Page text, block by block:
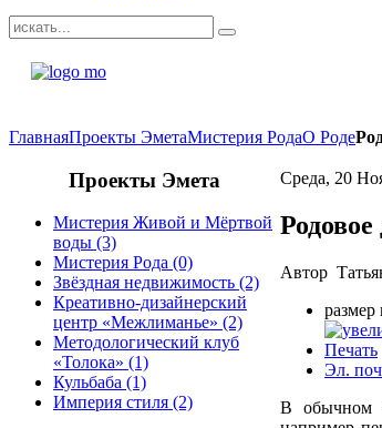
ГлавнаяПроекты ЭметаМистерия РодаО Роде
Среда, 20
Родовое
Автор
Печать
Эл.
В обычном
Проекты Эмета
Мистерия Живой и Мёртвой
воды (3)
Мистерия Рода (0)
Звёздная недвижимость (2)
Креативно-дизайнерский
центр «Межлиманье» (2)
Методологический клуб
«Толока» (1)
Кульбаба (1)
Империя стиля (2)